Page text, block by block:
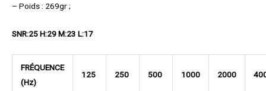
– Poids : 269gr ;
SNR:25 H:29 M:23 L:17
FRÉQUENCE
(Hz)
125 250 500 1000 2000